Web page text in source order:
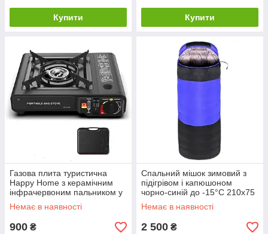
Купити Купити
Газова плита туристична
Happy Home з керамічним
інфрачервоним пальником у
кейсі та п'єзопідпалом
Немає в наявності
900 ₴
Спальний мішок зимовий з
підігрівом і капюшоном
чорно-синій до -15°C 210х75
см 1,8 кг
Немає в наявності
2 500 ₴